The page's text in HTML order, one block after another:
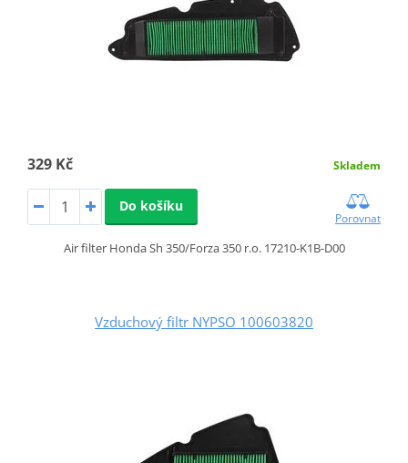
329 Kč Skladem
Do košíku
Porovnat
Air filter Honda Sh 350/Forza 350 r.o. 17210-K1B-D00
Vzduchový filtr NYPSO 100603820